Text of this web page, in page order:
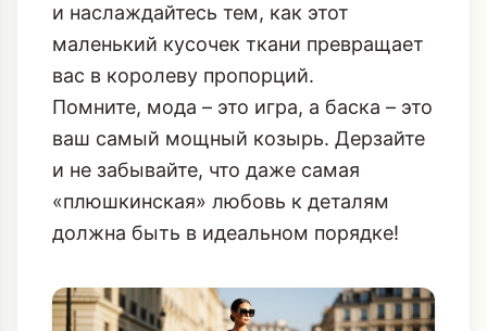
и наслаждайтесь тем, как этот
маленький кусочек ткани превращает
вас в королеву пропорций.
Помните, мода – это игра, а баска – это
ваш самый мощный козырь. Дерзайте
и не забывайте, что даже самая
«плюшкинская» любовь к деталям
должна быть в идеальном порядке!